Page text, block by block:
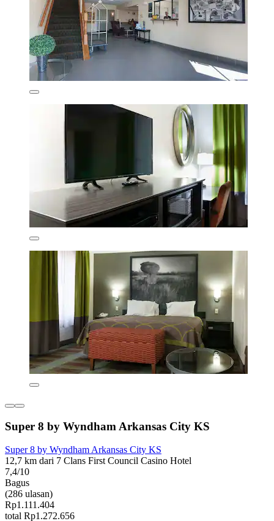
Super 8 by Wyndham Arkansas City KS
Super 8 by Wyndham Arkansas City KS
12,7 km dari 7 Clans First Council Casino Hotel
7,4/10
Bagus
(286 ulasan)
Rp1.111.404
total Rp1.272.656